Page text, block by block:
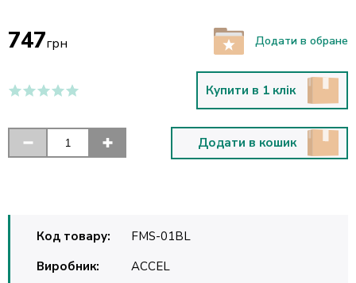
747грн Додати в обране
Купити в 1 клік
Додати в кошик
Код товару:
FMS-01BL
Виробник:
ACCEL